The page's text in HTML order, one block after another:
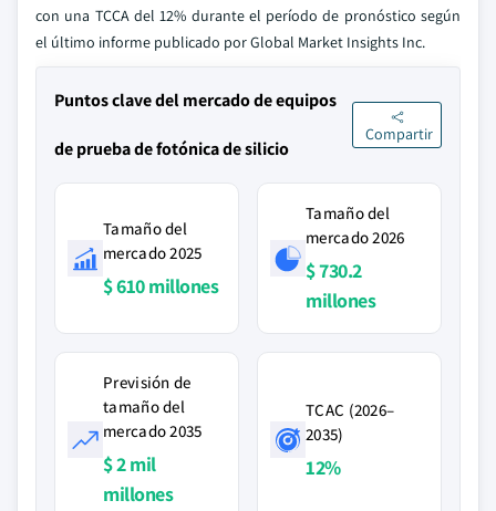
con una TCCA del 12% durante el período de pronóstico según
el último informe publicado por Global Market Insights Inc.
Puntos clave del mercado de equipos
de prueba de fotónica de silicio
Compartir
Tamaño del
mercado 2025
$ 610 millones
Tamaño del
mercado 2026
$ 730.2
millones
Previsión de
tamaño del
mercado 2035
$ 2 mil
millones
TCAC (2026–
2035)
12%